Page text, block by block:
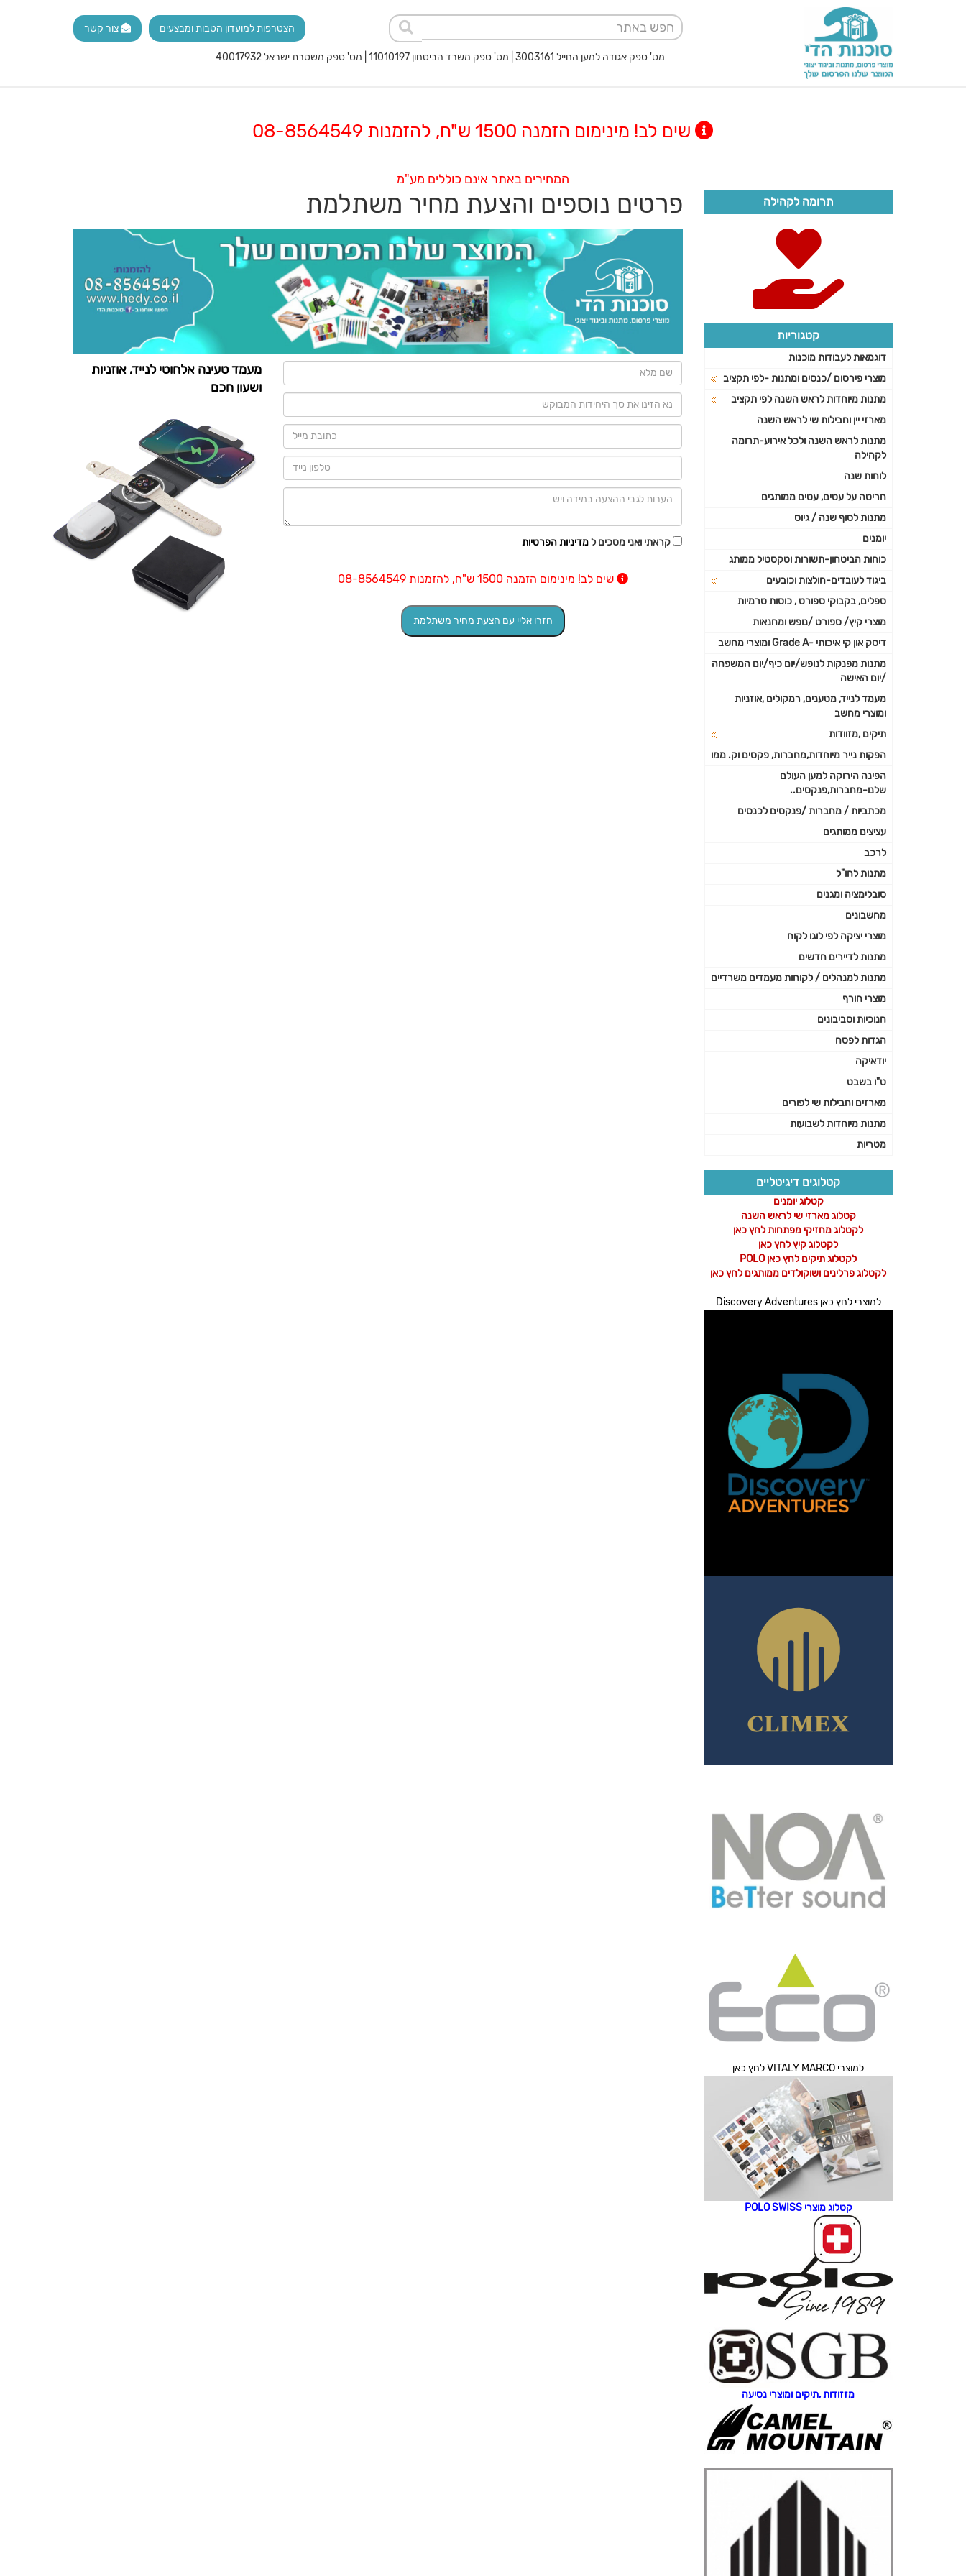
צור קשר הצטרפות למועדון הטבות ומבצעים
מס' ספק אגודה למען החייל 3003161 | מס' ספק משרד הביטחון 11010197 | מס' ספק משטרת ישראל 40017932
שים לב! מינימום הזמנה 1500 ש"ח, להזמנות 08-8564549
המחירים באתר אינם כוללים מע"מ
פרטים נוספים והצעת מחיר משתלמת
מעמד טעינה אלחוטי לנייד, אוזניות
ושעון חכם
קראתי ואני מסכים למדיניות הפרטיות
שים לב! מינימום הזמנה 1500 ש"ח, להזמנות 08-8564549
תרומה לקהילה
קטגוריות
דוגמאות לעבודות מוכנות
מוצרי פירסום /כנסים ומתנות -לפי תקציב
מתנות מיוחדות לראש השנה לפי תקציב
מארזי יין וחבילות שי לראש השנה
מתנות לראש השנה ולכל אירוע-תרומה
לקהילה
לוחות שנה
חריטה על עטים, עטים ממותגים
מתנות לסוף שנה / גיוס
יומנים
כוחות הביטחון-תשורות וטקסטיל ממותג
ביגוד לעובדים-חולצות וכובעים
ספלים, בקבוקי ספורט , כוסות טרמיות
מוצרי קיץ/ ספורט /נופש ומחנאות
דיסק און קי איכותי -Grade A ומוצרי מחשב
מתנות מפנקות לנופש/יום כיף/יום המשפחה
/יום האישה
מעמד לנייד, מטענים, רמקולים ,אוזניות
ומוצרי מחשב
תיקים ,מזוודות
הפקות נייר מיוחדות,מחברות, פקסים וק. ממו
הפינה הירוקה למען העולם
שלנו-מחברות,פנקסים..
מכתביות / מחברות /פנקסים לכנסים
עציצים ממותגים
לרכב
מתנות לחו"ל
סובלימציה ומגנים
מחשבונים
מוצרי יציקה לפי לוגו לקוח
מתנות לדיירים חדשים
מתנות למנהלים / לקוחות מעמדים משרדיים
מוצרי חורף
חנוכיות וסביבונים
הגדות לפסח
יודאיקה
ט"ו בשבט
מארזים וחבילות שי לפורים
מתנות מיוחדות לשבועות
מטריות
קטלוגים דיגיטליים
קטלוג יומנים
קטלוג מארזי שי לראש השנה
לקטלוג מחזיקי מפתחות לחץ כאן
לקטלוג קיץ לחץ כאן
לקטלוג תיקים לחץ כאן POLO
לקטלוג פרלינים ושוקולדים ממותגים לחץ כאן
למוצרי לחץ כאן Discovery Adventures
למוצרי VITALY MARCO לחץ כאן
קטלוג מוצרי POLO SWISS
מזזודות ,תיקים ומוצרי נסיעה